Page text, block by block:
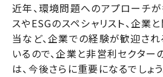
近年、環境問題へのアプローチが
スやESGのスペシャリスト、企業
当など、企業での経験が歓迎さ
いるので、企業と非営利セクタ
は、今後さらに重要になるでしょう